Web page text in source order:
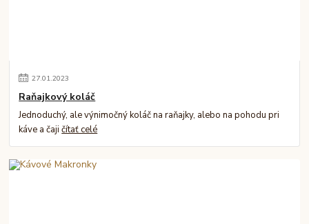
27.01.2023
Raňajkový koláč
Jednoduchý, ale výnimočný koláč na raňajky, alebo na pohodu pri
káve a čajičítať celé